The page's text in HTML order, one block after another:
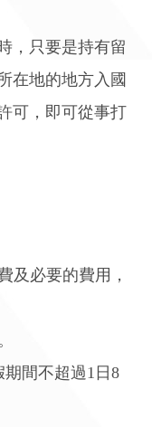
，只要是持有留
在地的地方入國
可，即可從事打
及必要的費用，
期間不超過1日8